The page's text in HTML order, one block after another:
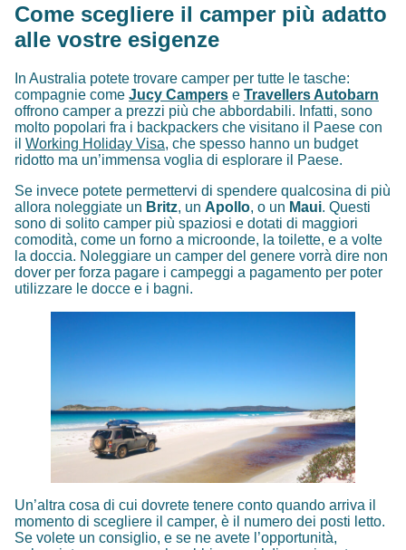
Come scegliere il camper più adatto
alle vostre esigenze
In Australia potete trovare camper per tutte le tasche:
compagnie come Jucy Campers e Travellers Autobarn
offrono camper a prezzi più che abbordabili. Infatti, sono
molto popolari fra i backpackers che visitano il Paese con
il Working Holiday Visa, che spesso hanno un budget
ridotto ma un’immensa voglia di esplorare il Paese.
Se invece potete permettervi di spendere qualcosina di più
allora noleggiate un Britz, un Apollo, o un Maui. Questi
sono di solito camper più spaziosi e dotati di maggiori
comodità, come un forno a microonde, la toilette, e a volte
la doccia. Noleggiare un camper del genere vorrà dire non
dover per forza pagare i campeggi a pagamento per poter
utilizzare le docce e i bagni.
Un’altra cosa di cui dovrete tenere conto quando arriva il
momento di scegliere il camper, è il numero dei posti letto.
Se volete un consiglio, e se ne avete l’opportunità,